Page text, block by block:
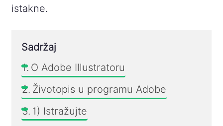
istakne.
Sadržaj
O Adobe Illustratoru
Životopis u programu Adobe
1) Istražujte